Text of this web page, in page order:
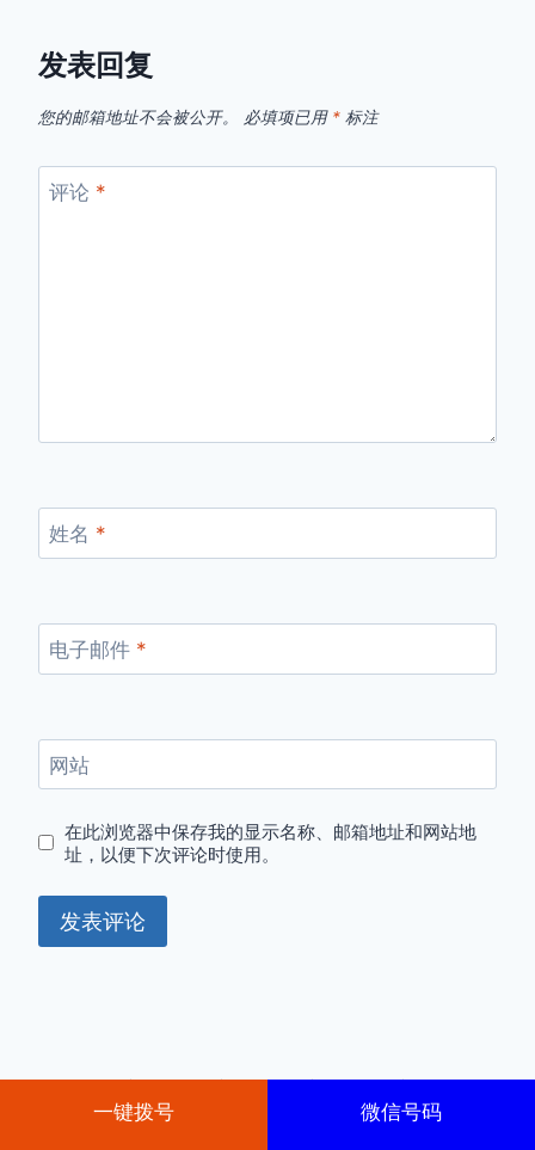
发表回复
您的邮箱地址不会被公开。 必填项已用 * 标注
评论 *
姓名 *
电子邮件 *
网站
在此浏览器中保存我的显示名称、邮箱地址和网站地
址，以便下次评论时使用。
购-外地车牌转京
制作的 WordPress
一键拨号 微信号码